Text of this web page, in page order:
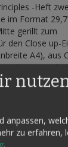
-Heft
im Format
gerillt zum
den Close up-
A4), aus
beidseitig
ESP-Symbol
zwei
Sie mit zwei
anpassen,
zu erfahren,
.